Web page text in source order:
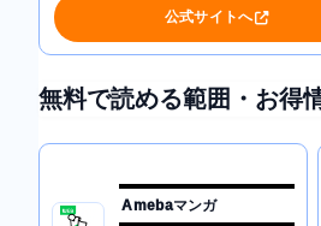
公式サイトへ
無料で読める範囲・お得
Amebaマンガ